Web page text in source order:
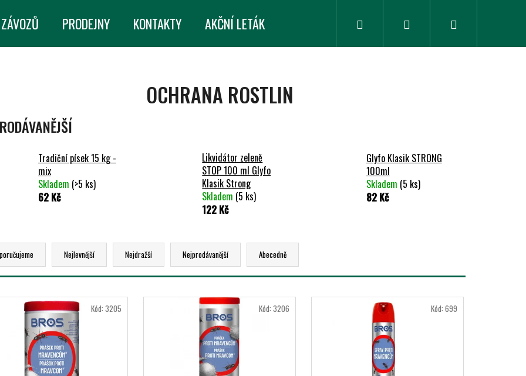
PRODEJNY KONTAKTY AKČNÍ LETÁK ZLEVNĚNÉ ZBOŽÍHledat Přihlášení Nákupní
OCHRANA ROSTLIN
Tradiční písek 15 kg -
mix
Skladem (>5 ks)
62 Kč
Likvidátor zeleně
STOP 100 ml Glyfo
Klasik Strong
Skladem (5 ks)
122 Kč
Glyfo Klasik STRONG
100ml
Skladem (5 ks)
82 Kč
Nejlevnější Nejdražší Nejprodávanější Abecedně
Kód: 3205 Kód: 3206 Kód: 699
DOPORUČUJEME